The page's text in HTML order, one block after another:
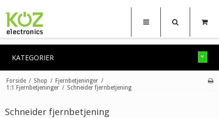
KATEGORIER
Forside / Shop / Fjernbetjeninger /
1:1 Fjernbetjeninger / Schneider fjernbetjening
Schneider fjernbetjening